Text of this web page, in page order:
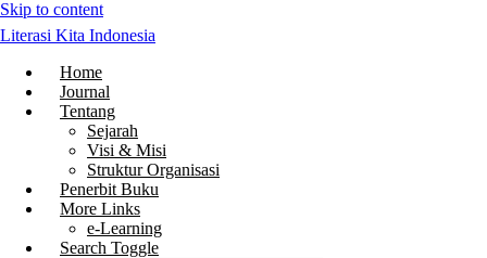
Skip to content
Literasi Kita Indonesia
Home
Journal
Tentang
Sejarah
Visi & Misi
Struktur Organisasi
Penerbit Buku
More Links
e-Learning
Search Toggle